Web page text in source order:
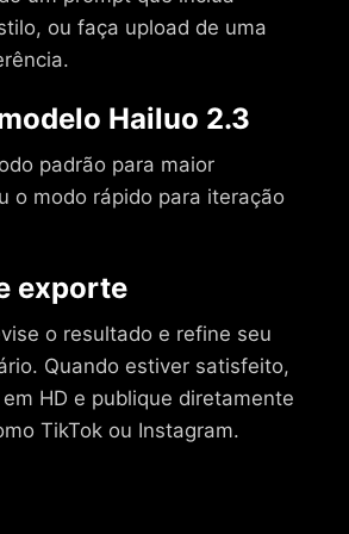
ou faça upload de uma
Hailuo 2.3
padrão para maior
o modo rápido para iteração
exporte
o resultado e refine seu
Quando estiver satisfeito,
HD e publique diretamente
TikTok ou Instagram.